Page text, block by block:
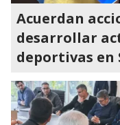
Acuerdan
desarrollar
deportivas en